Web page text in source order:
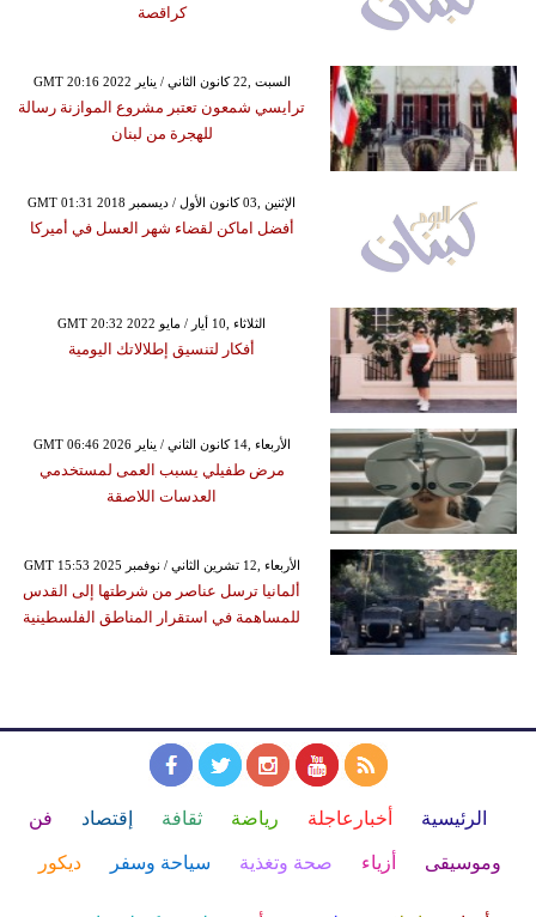
كراقصة
GMT 20:16 2022 السبت ,22 كانون الثاني / يناير
ترايسي شمعون تعتبر مشروع الموازنة رسالة
للهجرة من لبنان
GMT 01:31 2018 الإثنين ,03 كانون الأول / ديسمبر
أفضل اماكن لقضاء شهر العسل في أميركا
GMT 20:32 2022 الثلاثاء ,10 أيار / مايو
أفكار لتنسيق إطلالاتك اليومية
GMT 06:46 2026 الأربعاء ,14 كانون الثاني / يناير
مرض طفيلي يسبب العمى لمستخدمي
العدسات اللاصقة
GMT 15:53 2025 الأربعاء ,12 تشرين الثاني / نوفمبر
ألمانيا ترسل عناصر من شرطتها إلى القدس
للمساهمة في استقرار المناطق الفلسطينية
الرئيسية أخبارعاجلة رياضة ثقافة إقتصاد فن
وموسيقى أزياء صحة وتغذية سياحة وسفر ديكور